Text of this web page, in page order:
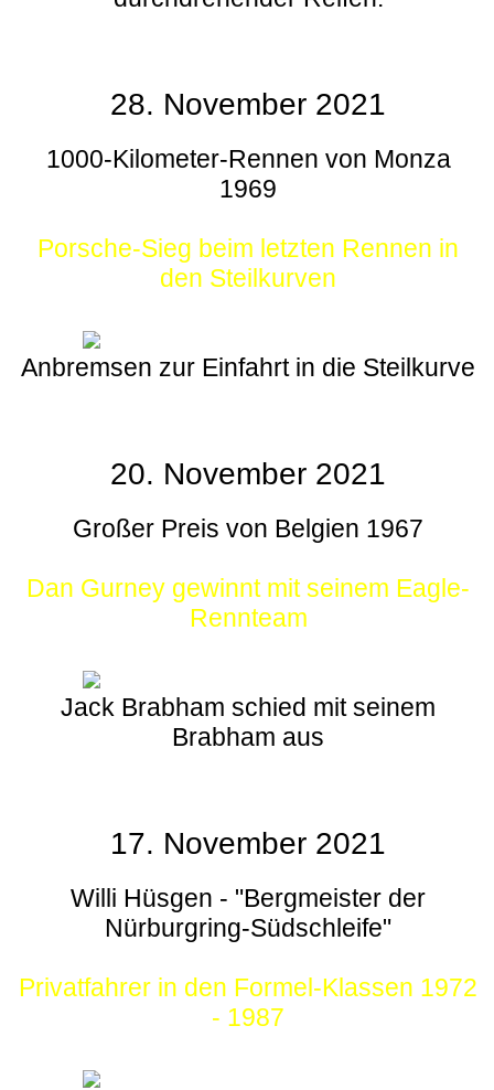
28. November 2021
1000-Kilometer-Rennen von Monza
1969
Porsche-Sieg beim letzten Rennen in
den Steilkurven
Anbremsen zur Einfahrt in die Steilkurve
20. November 2021
Großer Preis von Belgien 1967
Dan Gurney gewinnt mit seinem Eagle-
Rennteam
Jack Brabham schied mit seinem
Brabham aus
17. November 2021
Willi Hüsgen - "Bergmeister der
Nürburgring-Südschleife"
Privatfahrer in den Formel-Klassen 1972
- 1987